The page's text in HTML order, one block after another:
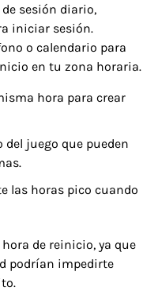
sesión diario,
iniciar sesión.
o calendario para
en tu zona horaria.
hora para crear
juego que pueden
las horas pico cuando
de reinicio, ya que
podrían impedirte